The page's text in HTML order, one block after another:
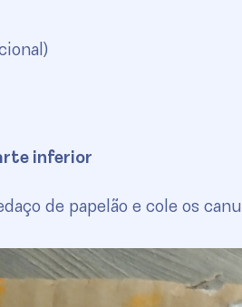
inferior
de papelão e cole os